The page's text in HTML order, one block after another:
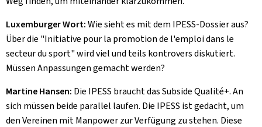
Luxemburger Wort:Wie sieht es mit dem IPESS-Dossier aus?
Über die "Initiative pour la promotion de l'emploi dans le
secteur du sport" wird viel und teils kontrovers diskutiert.
Müssen Anpassungen gemacht werden?
Martine Hansen: Die IPESS braucht das Subside Qualité+. An
sich müssen beide parallel laufen. Die IPESS ist gedacht, um
den Vereinen mit Manpower zur Verfügung zu stehen. Diese